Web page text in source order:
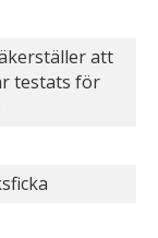
att
testats för